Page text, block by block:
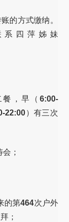
的方式缴纳。
四萍姊妹
，早（ 6:00-
22:00）有三次
；
的第464次户外
；